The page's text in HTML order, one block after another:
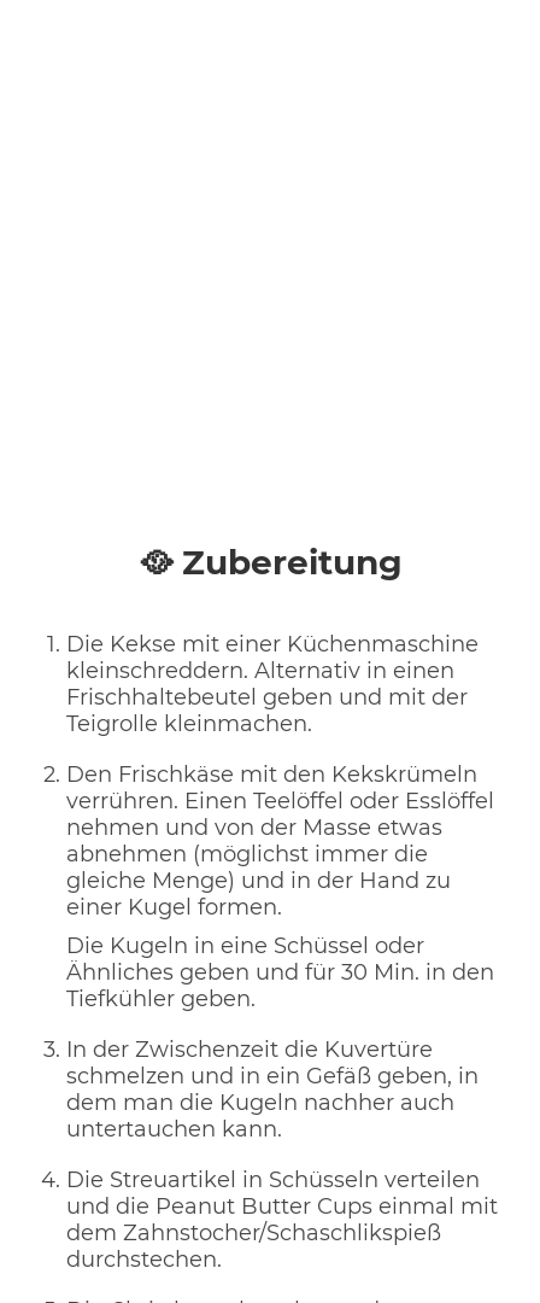
🥘 Zubereitung
Die Kekse mit einer Küchenmaschine
kleinschreddern. Alternativ in einen
Frischhaltebeutel geben und mit der
Teigrolle kleinmachen.
Den Frischkäse mit den Kekskrümeln
verrühren. Einen Teelöffel oder Esslöffel
nehmen und von der Masse etwas
abnehmen (möglichst immer die
gleiche Menge) und in der Hand zu
einer Kugel formen.
Die Kugeln in eine Schüssel oder
Ähnliches geben und für 30 Min. in den
Tiefkühler geben.
In der Zwischenzeit die Kuvertüre
schmelzen und in ein Gefäß geben, in
dem man die Kugeln nachher auch
untertauchen kann.
Die Streuartikel in Schüsseln verteilen
und die Peanut Butter Cups einmal mit
dem Zahnstocher/Schaschlikspieß
durchstechen.